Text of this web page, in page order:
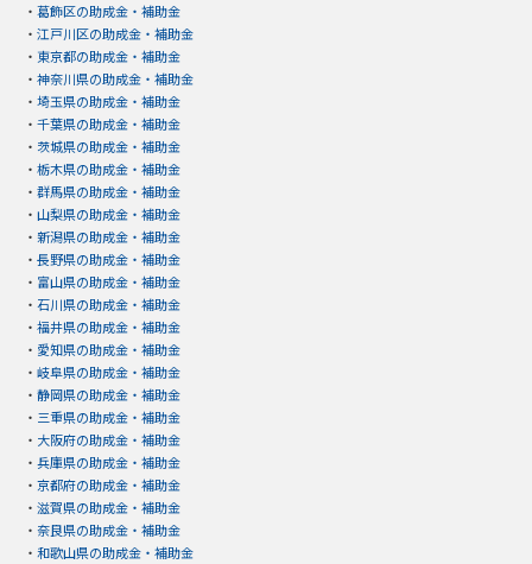
・ 葛飾区の助成金・補助金
・ 江戸川区の助成金・補助金
・ 東京都の助成金・補助金
・ 神奈川県の助成金・補助金
・ 埼玉県の助成金・補助金
・ 千葉県の助成金・補助金
・ 茨城県の助成金・補助金
・ 栃木県の助成金・補助金
・ 群馬県の助成金・補助金
・ 山梨県の助成金・補助金
・ 新潟県の助成金・補助金
・ 長野県の助成金・補助金
・ 富山県の助成金・補助金
・ 石川県の助成金・補助金
・ 福井県の助成金・補助金
・ 愛知県の助成金・補助金
・ 岐阜県の助成金・補助金
・ 静岡県の助成金・補助金
・ 三重県の助成金・補助金
・ 大阪府の助成金・補助金
・ 兵庫県の助成金・補助金
・ 京都府の助成金・補助金
・ 滋賀県の助成金・補助金
・ 奈良県の助成金・補助金
・ 和歌山県の助成金・補助金